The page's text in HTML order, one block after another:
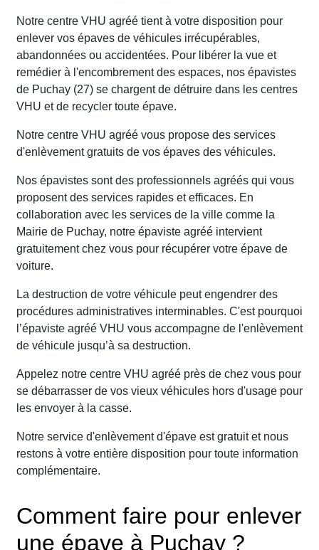
Notre centre VHU agréé tient à votre disposition pour
enlever vos épaves de véhicules irrécupérables,
abandonnées ou accidentées. Pour libérer la vue et
remédier à l'encombrement des espaces, nos épavistes
de Puchay (27) se chargent de détruire dans les centres
VHU et de recycler toute épave.
Notre centre VHU agréé vous propose des services
d'enlèvement gratuits de vos épaves des véhicules.
Nos épavistes sont des professionnels agréés qui vous
proposent des services rapides et efficaces. En
collaboration avec les services de la ville comme la
Mairie de Puchay, notre épaviste agréé intervient
gratuitement chez vous pour récupérer votre épave de
voiture.
La destruction de votre véhicule peut engendrer des
procédures administratives interminables. C'est pourquoi
l’épaviste agréé VHU vous accompagne de l'enlèvement
de véhicule jusqu’à sa destruction.
Appelez notre centre VHU agréé près de chez vous pour
se débarrasser de vos vieux véhicules hors d'usage pour
les envoyer à la casse.
Notre service d'enlèvement d'épave est gratuit et nous
restons à votre entière disposition pour toute information
complémentaire.
Comment faire pour enlever
une épave à Puchay ?